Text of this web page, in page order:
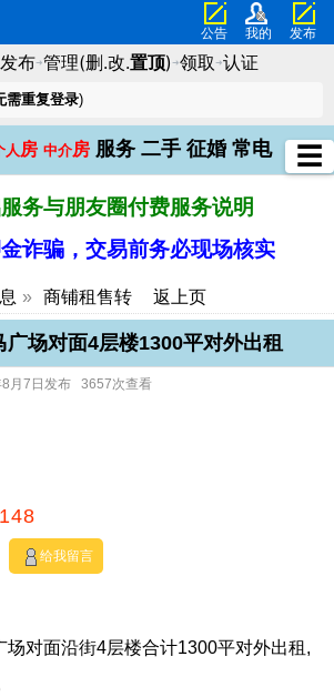
公告 我的 发布
发布➜管理(删.改.置顶) ➜领取 ➜认证
需重复登录)
人 房 中介房 服务 二手 征婚 常电
务与朋友圈付费服务说明
诈骗，交易前务必现场核实
» 商铺租售转 返上页
广场对面4层楼1300平对外出租
月7日发布 3657次查看
给我留言
场对面沿街4层楼合计1300平对外出租,
☰